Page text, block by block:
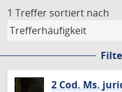
1 Treffer sortiert nach
2 Cod. Ms.